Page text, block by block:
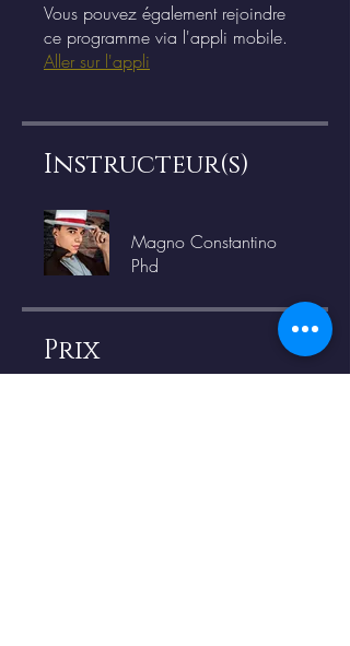
Vous pouvez également rejoindre
ce programme via l'appli mobile.
Aller sur l'appli
Instructeur(s)
Magno Constantino
Phd
Prix